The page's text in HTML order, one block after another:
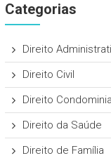
Categorias
Direito
Direito Civil
Direito Condominial
Direito da Saúde
Direito de Família